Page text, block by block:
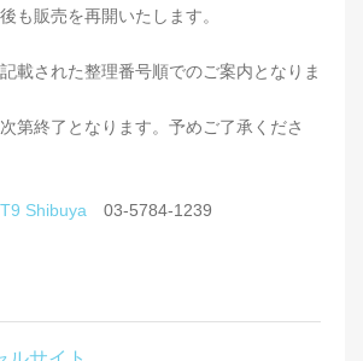
も販売を再開いたします。
載された整理番号順でのご案内となりま
第終了となります。予めご了承くださ
Shibuya 03-5784-1239